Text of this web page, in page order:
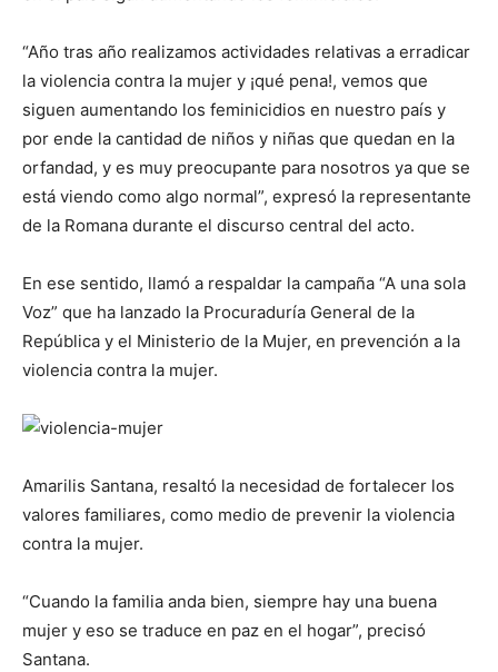
“Año tras año realizamos actividades relativas a erradicar
la violencia contra la mujer y ¡qué pena!, vemos que
siguen aumentando los feminicidios en nuestro país y
por ende la cantidad de niños y niñas que quedan en la
orfandad, y es muy preocupante para nosotros ya que se
está viendo como algo normal”, expresó la representante
de la Romana durante el discurso central del acto.
En ese sentido, llamó a respaldar la campaña “A una sola
Voz” que ha lanzado la Procuraduría General de la
República y el Ministerio de la Mujer, en prevención a la
violencia contra la mujer.
Amarilis Santana, resaltó la necesidad de fortalecer los
valores familiares, como medio de prevenir la violencia
contra la mujer.
“Cuando la familia anda bien, siempre hay una buena
mujer y eso se traduce en paz en el hogar”, precisó
Santana.